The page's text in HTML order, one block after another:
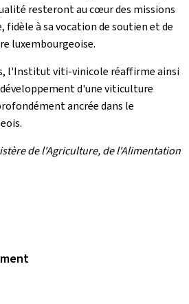
resteront au cœur des missions
à sa vocation de soutien et de
luxembourgeoise.
l'Institut viti-vinicole réaffirme ainsi
d'une viticulture
ancrée dans le
de l'Agriculture, de l'Alimentation